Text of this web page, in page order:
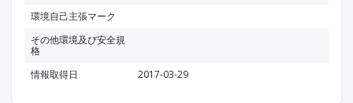
環境自己主張マーク
その他環境及び安全規
格
情報取得日
2017-03-29